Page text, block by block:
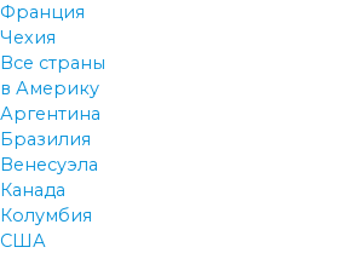
Франция
Чехия
Все страны
в Америку
Аргентина
Бразилия
Венесуэла
Канада
Колумбия
США